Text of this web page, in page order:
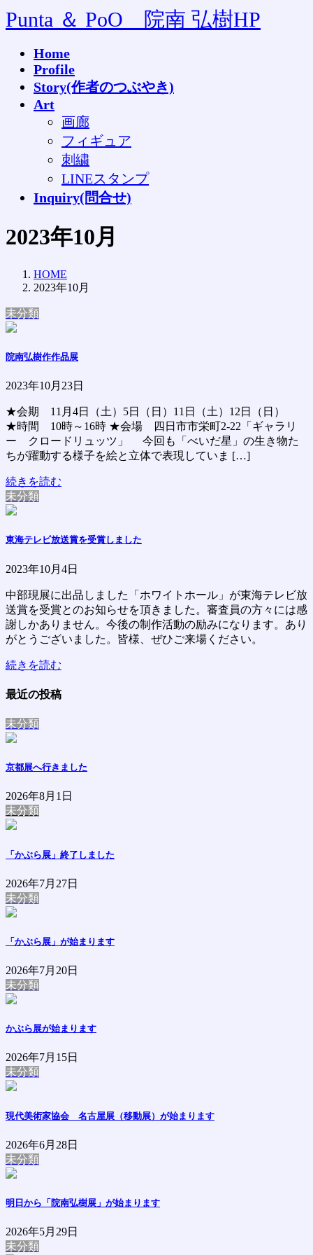
コ
ン
ナ
ビ
Punta ＆ PoO 院南 弘樹HP
Home
Profile
Story(作者のつぶやき)
Art
画廊
フィギュア
刺繍
LINEスタンプ
Inquiry(問合せ)
2023年10月
HOME
2023年10月
未分類
院南弘樹作作品展
2023年10月23日
★会期 11月4日（土）5日（日）11日（土）12日（日）
★時間 10時～16時 ★会場 四日市市栄町2-22「ギャラリ
ー クロードリュッツ」 今回も「べいだ星」の生き物た
ちが躍動する様子を絵と立体で表現していま […]
続きを読む
未分類
東海テレビ放送賞を受賞しました
2023年10月4日
中部現展に出品しました「ホワイトホール」が東海テレビ放
送賞を受賞とのお知らせを頂きました。審査員の方々には感
謝しかありません。今後の制作活動の励みになります。あり
がとうございました。皆様、ぜひご来場ください。
続きを読む
最近の投稿
未分類
京都展へ行きました
2026年8月1日
未分類
「かぶら展」終了しました
2026年7月27日
未分類
「かぶら展」が始まります
2026年7月20日
未分類
かぶら展が始まります
2026年7月15日
未分類
現代美術家協会 名古屋展（移動展）が始まります
2026年6月28日
未分類
明日から「院南弘樹展」が始まります
2026年5月29日
未分類